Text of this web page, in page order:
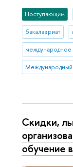
Поступающим
бакалавриат
международное
Международный
Скидки,
обучение